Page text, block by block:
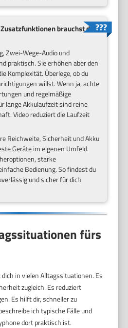
brauchst du
Zwei-Wege-Audio und
praktisch. Sie erhöhen aber den
Komplexität. Überlege, ob du
willst. Wenn ja, achte
und regelmäßige
lange Akkulaufzeit sind reine
Video reduziert die Laufzeit
Reichweite, Sicherheit und Akku
Geräte im eigenen Umfeld.
starke
Bedienung. So findest du
und sicher für dich
fürs
in vielen Alltagssituationen. Es
zugleich. Es reduziert
Es hilft dir, schneller zu
ich typische Fälle und
dort praktisch ist.